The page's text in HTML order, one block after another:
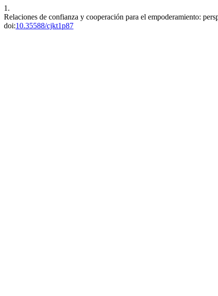
1.
Relaciones de confianza y cooperación para el empoderamiento:
doi:10.35588/cjkt1p87